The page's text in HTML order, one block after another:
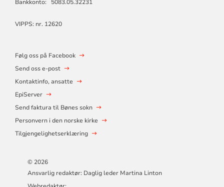
Bankkonto: 5083.05.32231
VIPPS: nr. 12620
Følg oss på Facebook
Send oss e-post
Kontaktinfo, ansatte
EpiServer
Send faktura til Bønes sokn
Personvern i den norske kirke
Tilgjengelighetserklæring
© 2026
Ansvarlig redaktør: Daglig leder Martina Linton